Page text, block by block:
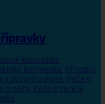
kosmetika,
kosmetika, Přírodní
z Mrtvého moře, Péče o
o nohy, Péče o ruce a